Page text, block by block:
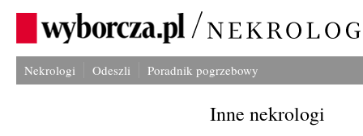
Nekrologi Odeszli Poradnik pogrzebowy
Inne nekrologi